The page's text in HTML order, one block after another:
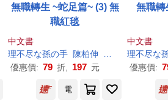
小天野
無職轉生 ~蛇足篇~ (3) 無
職紅毯
中文書
理不尽な孫の手 陳柏伸
シロタカ
優惠價: 79 折, 197 元
無職轉
中文書
理不尽な
優惠價:
電